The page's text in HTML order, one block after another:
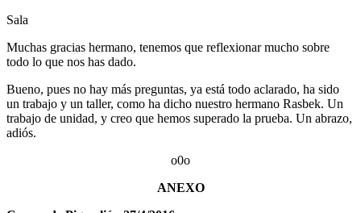
Sala
Muchas gracias hermano, tenemos que reflexionar mucho sobre
todo lo que nos has dado.
Bueno, pues no hay más preguntas, ya está todo aclarado, ha sido
un trabajo y un taller, como ha dicho nuestro hermano Rasbek. Un
trabajo de unidad, y creo que hemos superado la prueba. Un abrazo,
adiós.
o0o
ANEXO